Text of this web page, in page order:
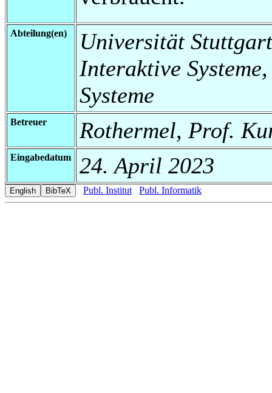
Abteilung(en)
Universität
Interaktive
Systeme
Betreuer Rothermel, Prof.
Eingabedatum 24. April 2023
Publ. Institut Publ. Informatik